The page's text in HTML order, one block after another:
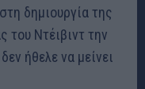
δημιουργία της
του Ντέιβιντ την
ήθελε να μείνει